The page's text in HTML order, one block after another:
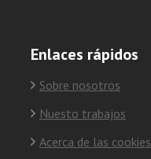
Enlaces rápidos
Sobre nosotros
Nuesto trabajos
Acerca de las cookies